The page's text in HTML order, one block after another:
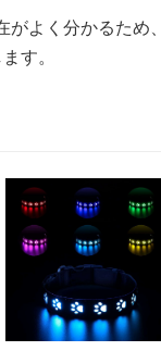
よく分かるた
す。